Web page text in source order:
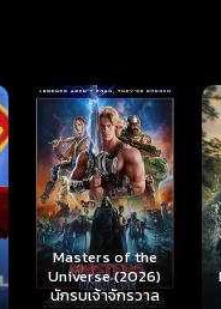
Hungry (2026) มัน
เด้งขึ้นมาแดก